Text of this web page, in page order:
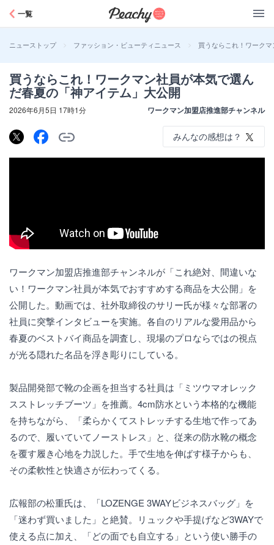
一覧
ニューストップ > ファッション・ビューティニュース > 買うならこれ！ワーク
買うならこれ！ワークマン社員が本気で選ん
だ春夏の「神アイテム」大公開
2026年6月5日 17時1分 ワークマン加盟店推進部チャンネル
みんなの感想は？
ワークマン加盟店推進部チャンネルが「これ絶対、間違いな
い！ワークマン社員が本気でおすすめする商品を大公開」を
公開した。動画では、社外取締役のサリー氏が様々な部署の
社員に突撃インタビューを実施。各自のリアルな愛用品から
春夏のベストバイ商品を調査し、現場のプロならではの視点
が光る隠れた名品を浮き彫りにしている。
製品開発部で靴の企画を担当する社員は「ミツウマオレック
スストレッチブーツ」を推薦。4cm防水という本格的な機能
を持ちながら、「柔らかくてストレッチする生地で作ってあ
るので、履いていてノーストレス」と、従来の防水靴の概念
を覆す履き心地を力説した。手で生地を伸ばす様子からも、
その柔軟性と快適さが伝わってくる。
広報部の松重氏は、「LOZENGE 3WAYビジネスバッグ」を
「迷わず買いました」と絶賛。リュックや手提げなど3WAYで
使える点に加え、「どの面でも自立する」という使い勝手の